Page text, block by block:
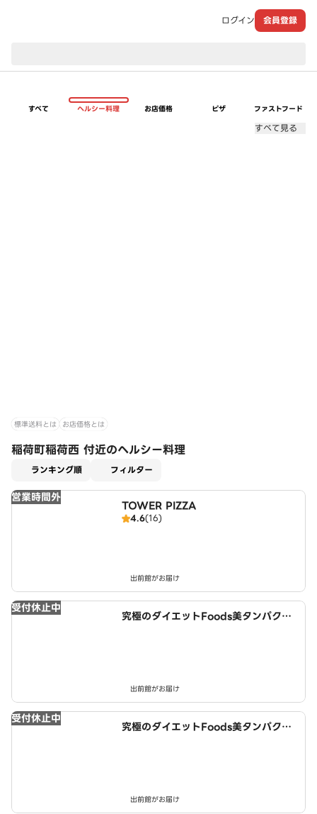
ログイン 会員登録
すべて ヘルシー料理 お店価格 ピザ ファストフード
すべて見る
標準送料とは お店価格とは
稲荷町稲荷西 付近のヘルシー料理
ランキング順 フィルター
営業時間外
TOWER PIZZA
4.6(16)
出前館がお届け
受付休止中
究極のダイエットFoods美タンパクラ
出前館がお届け
受付休止中
究極のダイエットFoods美タンパクラ
出前館がお届け